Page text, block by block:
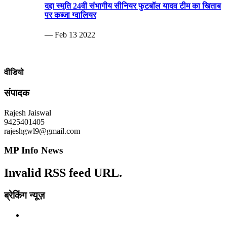
दद्दा स्मृति 24वी संभागीय सीनियर फुटबॉल यादव टीम का खिताब
पर कब्जा ग्वालियर
— Feb 13 2022
वीडियो
संपादक
Rajesh Jaiswal
9425401405
rajeshgwl9@gmail.com
MP Info News
Invalid RSS feed URL.
ब्रेकिंग न्यूज़